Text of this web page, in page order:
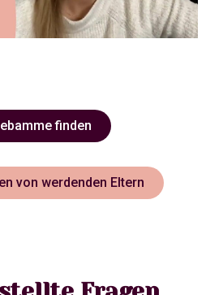
finden
von werdenden Eltern